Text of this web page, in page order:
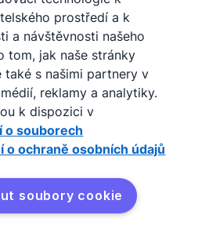
zlepšit hygienu
a správu obchodů s
obchody:Odstraňte staré
pipeline, abyste získali zpět
prostředí a k
a návštěvnosti našeho
tom, jak naše stránky
také s našimi partnery v
reklamy a analytiky.
k dispozici v
o souborech
o ochraně osobních údajů
soubory cookie